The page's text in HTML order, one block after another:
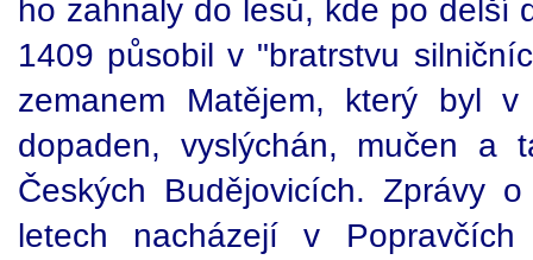
ho zahnaly do lesů, kde po delší
1409 působil v "bratrstvu
zemanem Matějem, který byl
dopaden, vyslýchán, mučen a
Českých Budějovicích. Zprávy
letech nacházejí v